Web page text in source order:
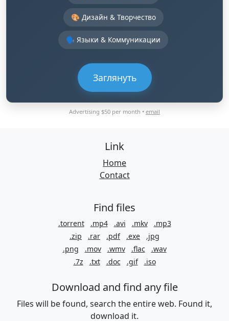
🎨 Дизайн & Творчество
🗣️ Языки & Коммуникации
Заглянуть
Advertising $50 per month • email
Link
Home
Contact
Find files
.torrent .mp4 .avi .mkv
.mp3
.zip
.rar .pdf .exe
.jpg
.png
.mov .wmv .flac
.wav
.7z
.txt .doc .gif .iso
Download and find any file
Files will be found, search the entire web. Found it,
download it.